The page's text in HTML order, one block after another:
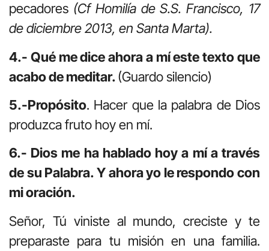
pecadores (Cf Homilía de S.S. Francisco, 17
de diciembre 2013, en Santa Marta).
4.- Qué me dice ahora a mí este texto que
acabo de meditar.(Guardo silencio)
5.-Propósito. Hacer que la palabra de Dios
produzca fruto hoy en mí.
6.- Dios me ha hablado hoy a mí a través
de su Palabra. Y ahora yo le respondo con
mi oración.
Señor, Tú viniste al mundo, creciste y te
preparaste para tu misión en una familia.